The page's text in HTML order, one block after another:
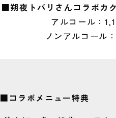
■朔夜トバリさんコラボ
アルコール：
ノンアルコール
■コラボメニュー特典